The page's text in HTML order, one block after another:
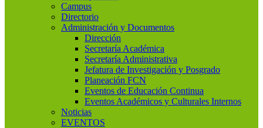
Campus
Directorio
Administración y Documentos
Dirección
Secretaría Académica
Secretaría Administrativa
Jefatura de Investigación y Posgrado
Planeación FCN
Eventos de Educación Continua
Eventos Académicos y Culturales Internos
Noticias
EVENTOS